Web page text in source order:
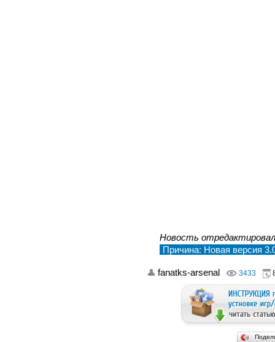
Новость
Причина: Новая версия
fanatks-arsenal 3433